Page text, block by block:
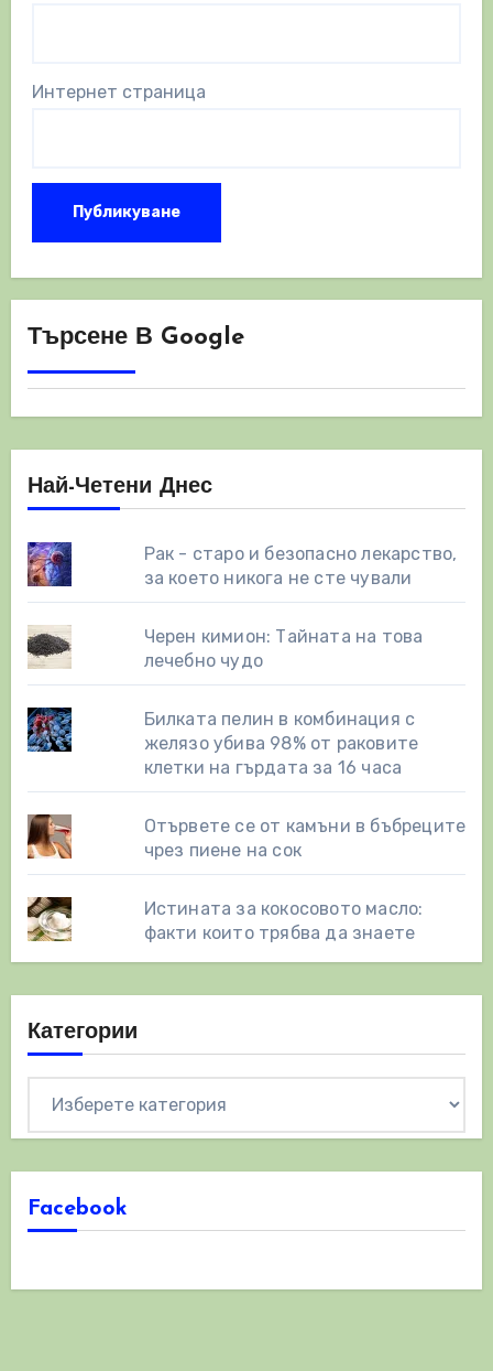
Интернет страница
Търсене В Google
Най-Четени Днес
Рак - старо и безопасно лекарство,
за което никога не сте чували
Черен кимион: Тайната на това
лечебно чудо
Билката пелин в комбинация с
желязо убива 98% от раковите
клетки на гърдата за 16 часа
Отървете се от камъни в бъбреците
чрез пиене на сок
Истината за кокосовото масло:
факти които трябва да знаете
Категории
Facebook